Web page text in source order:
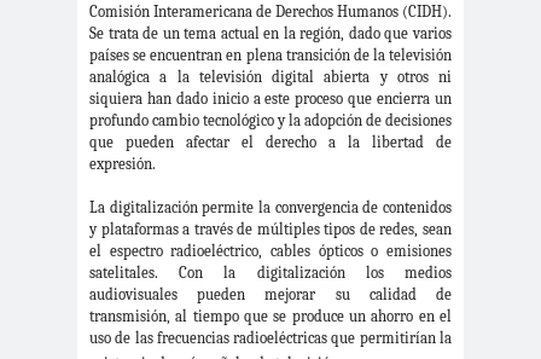
#Colegiodeperiodistas
#Destacado #Importante
#Noticias #Elecciones
#CandidaturasConsejoNacional
#Colegiodeperiodistas
#Noticias #Elecciones
#Colegiodeperiodistas
#Eleccion
es
#Elecciones2
024
#FalloJudic
#GabrielBoric
Comisión Interamericana de Derechos Humanos (CIDH).
Se trata de un tema actual en la región, dado que varios
países se encuentran en plena transición de la televisión
analógica a la televisión digital abierta y otros ni
siquiera han dado inicio a este proceso que encierra un
profundo cambio tecnológico y la adopción de decisiones
que pueden afectar el derecho a la libertad de
expresión.
La digitalización permite la convergencia de contenidos
y plataformas a través de múltiples tipos de redes, sean
el espectro radioeléctrico, cables ópticos o emisiones
satelitales. Con la digitalización los medios
audiovisuales pueden mejorar su calidad de
transmisión, al tiempo que se produce un ahorro en el
uso de las frecuencias radioeléctricas que permitirían la